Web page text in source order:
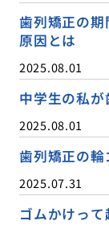
歯列矯正の期
原因とは
2025.08.01
中学生の私
2025.08.01
歯列矯正の
2025.07.31
ゴムかけっ